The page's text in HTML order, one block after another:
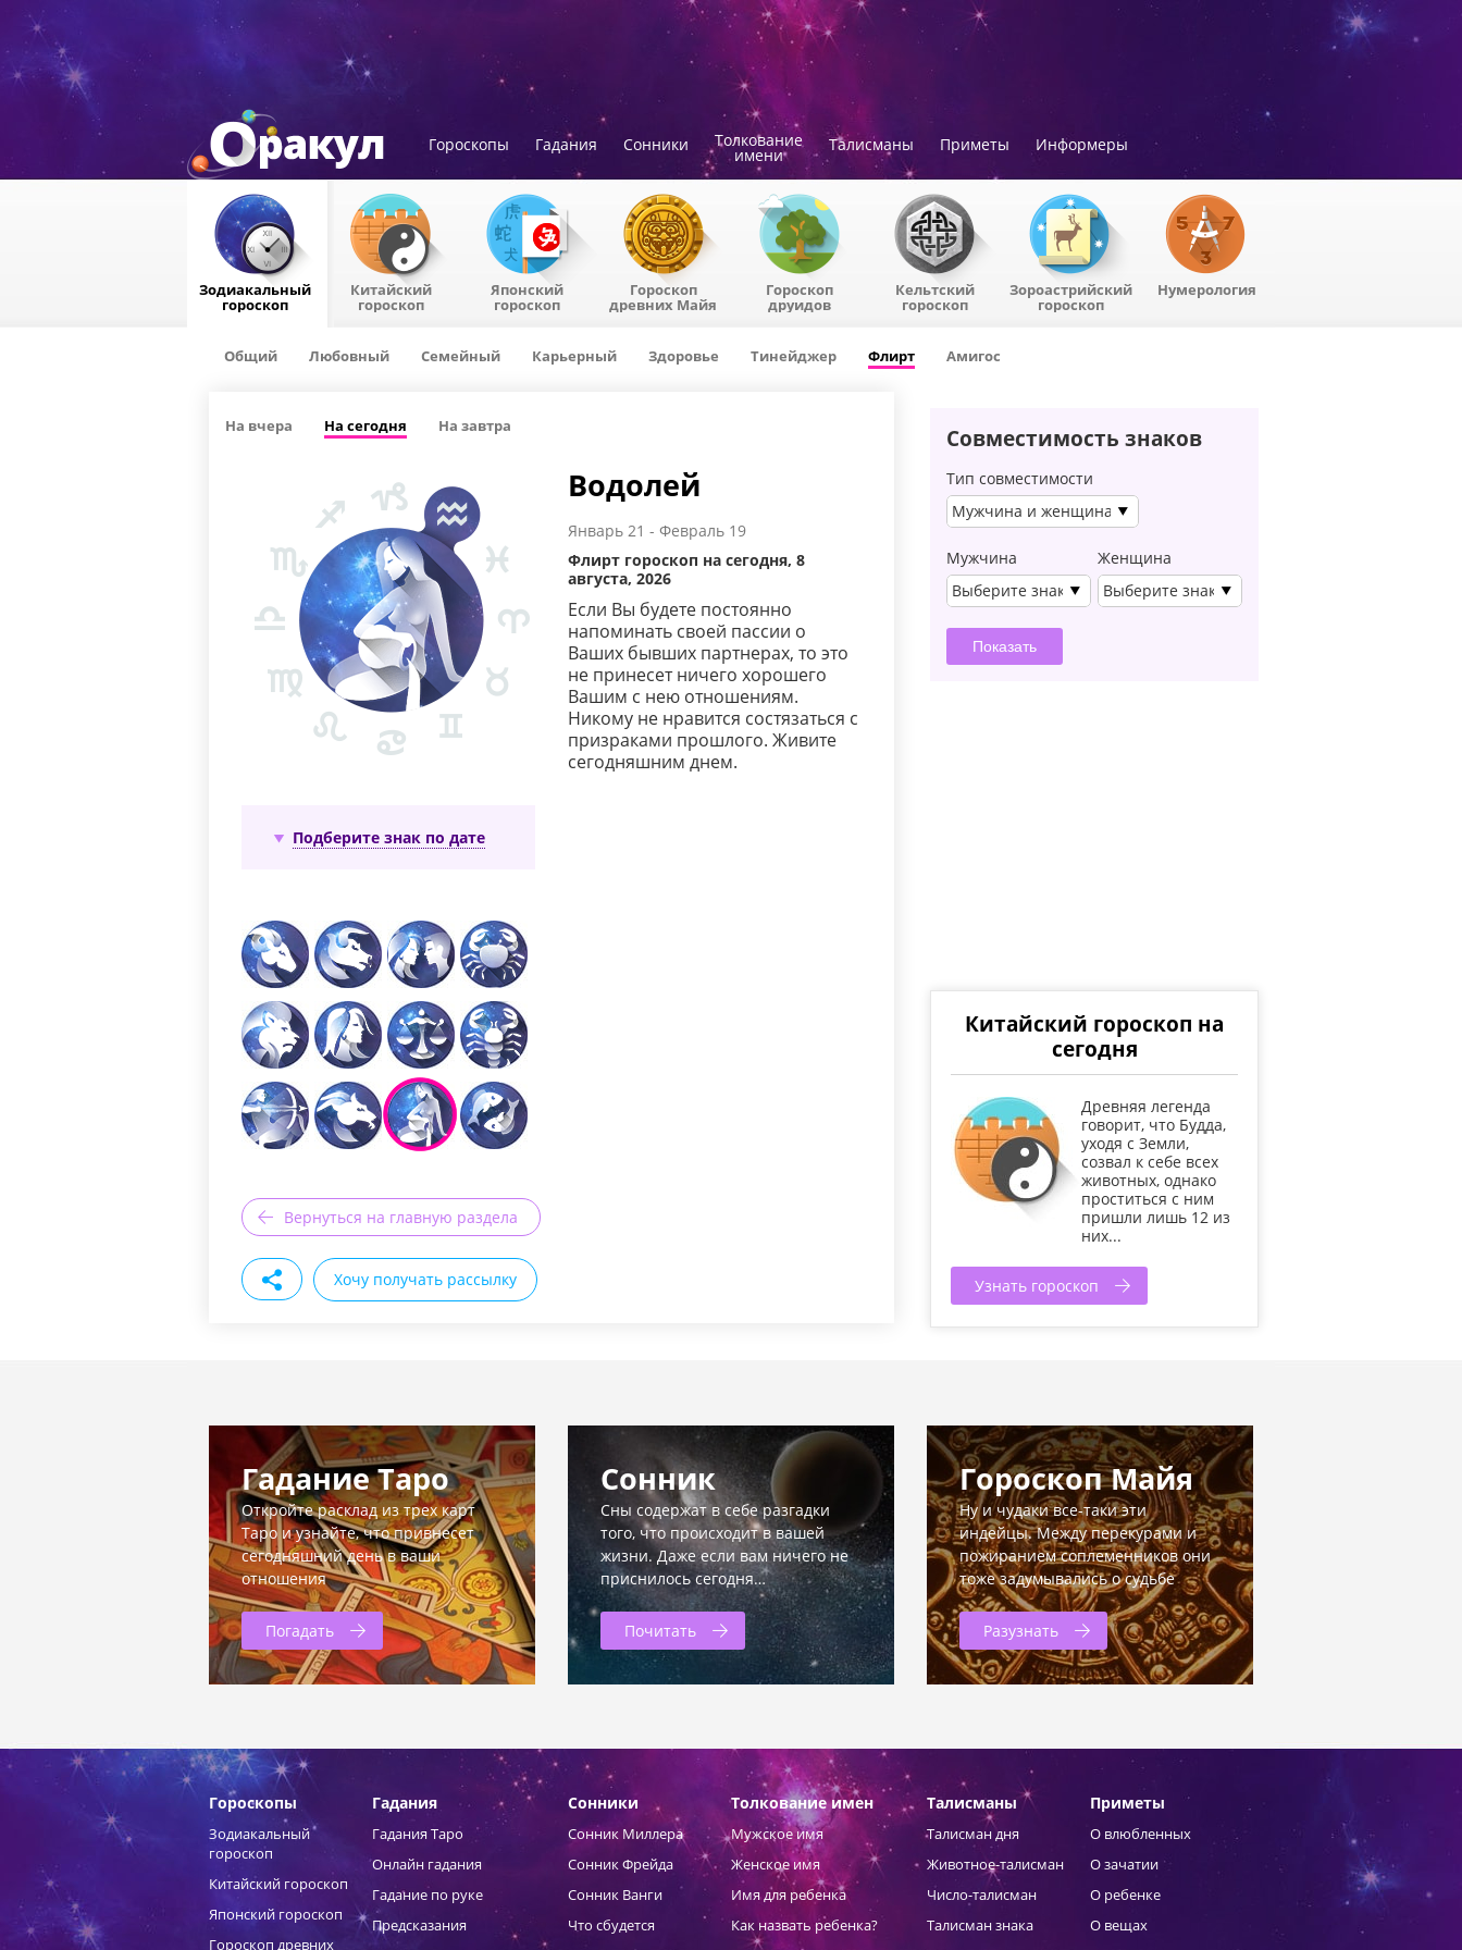
Гороскопы Гадания Сонники Толкование
имени
Талисманы Приметы Информеры
Зодиакальный
гороскоп
Китайский
гороскоп
Японский
гороскоп
Гороскоп
древних Майя
Гороскоп
друидов
Кельтский
гороскоп
Зороастрийский
гороскоп
Нумерология
Общий Любовный Семейный Карьерный Здоровье Тинейджер Флирт Амигос
Подберите знак по дате
На вчера На сегодня На завтра
Водолей
Январь 21 - Февраль 19
Флирт гороскоп на сегодня, 8
августа, 2026
Если Вы будете постоянно
напоминать своей пассии о
Ваших бывших партнерах, то это
не принесет ничего хорошего
Вашим с нею отношениям.
Никому не нравится состязаться с
призраками прошлого. Живите
сегодняшним днем.
Вернуться на главную раздела
Хочу получать рассылку
Совместимость знаков
Тип совместимости
Мужчина и женщина
Мужчина
Выберите знак
Женщина
Выберите знак
Китайский гороскоп на
сегодня
Древняя легенда
говорит, что Будда,
уходя с Земли,
созвал к себе всех
животных, однако
проститься с ним
пришли лишь 12 из
них...
Узнать гороскоп
Гадание Таро
Откройте расклад из трех карт
Таро и узнайте, что привнесет
сегодняшний день в ваши
отношения
Погадать
Сонник
Сны содержат в себе разгадки
того, что происходит в вашей
жизни. Даже если вам ничего не
приснилось сегодня…
Почитать
Гороскоп Майя
Ну и чудаки все-таки эти
индейцы. Между перекурами и
пожиранием соплеменников они
тоже задумывались о судьбе
Разузнать
Гороскопы
Зодиакальный
гороскоп
Китайский гороскоп
Японский гороскоп
Гороскоп древних
Гадания
Гадания Таро
Онлайн гадания
Гадание по руке
Предсказания
Сонники
Сонник Миллера
Сонник Фрейда
Сонник Ванги
Что сбудется
Толкование имен
Мужское имя
Женское имя
Имя для ребенка
Как назвать ребенка?
Талисманы
Талисман дня
Животное-талисман
Число-талисман
Талисман знака
Приметы
О влюбленных
О зачатии
О ребенке
О вещах